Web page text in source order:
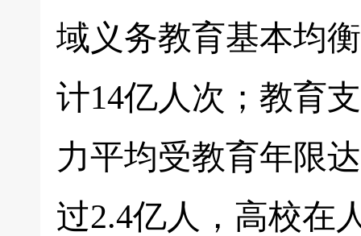
域义务教育基本均
计14亿人次；教育
力平均受教育年限
过2.4亿人，高校在